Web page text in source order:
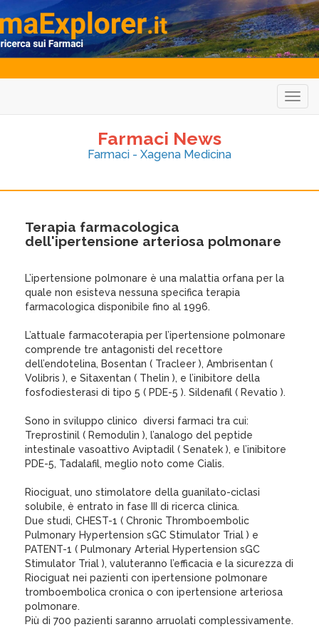
Farmaci News
Farmaci - Xagena Medicina
Terapia farmacologica
dell'ipertensione arteriosa polmonare
L’ipertensione polmonare è una malattia orfana per la
quale non esisteva nessuna specifica terapia
farmacologica disponibile fino al 1996.
L’attuale farmacoterapia per l’ipertensione polmonare
comprende tre antagonisti del recettore
dell’endotelina, Bosentan ( Tracleer ), Ambrisentan (
Volibris ), e Sitaxentan ( Thelin ), e l’inibitore della
fosfodiesterasi di tipo 5 ( PDE-5 ). Sildenafil ( Revatio ).
Sono in sviluppo clinico diversi farmaci tra cui:
Treprostinil ( Remodulin ), l’analogo del peptide
intestinale vasoattivo Aviptadil ( Senatek ), e l’inibitore
PDE-5, Tadalafil, meglio noto come Cialis.
Riociguat, uno stimolatore della guanilato-ciclasi
solubile, è entrato in fase III di ricerca clinica.
Due studi, CHEST-1 ( Chronic Thromboembolic
Pulmonary Hypertension sGC Stimulator Trial ) e
PATENT-1 ( Pulmonary Arterial Hypertension sGC
Stimulator Trial ), valuteranno l’efficacia e la sicurezza di
Riociguat nei pazienti con ipertensione polmonare
tromboembolica cronica o con ipertensione arteriosa
polmonare.
Più di 700 pazienti saranno arruolati complessivamente.